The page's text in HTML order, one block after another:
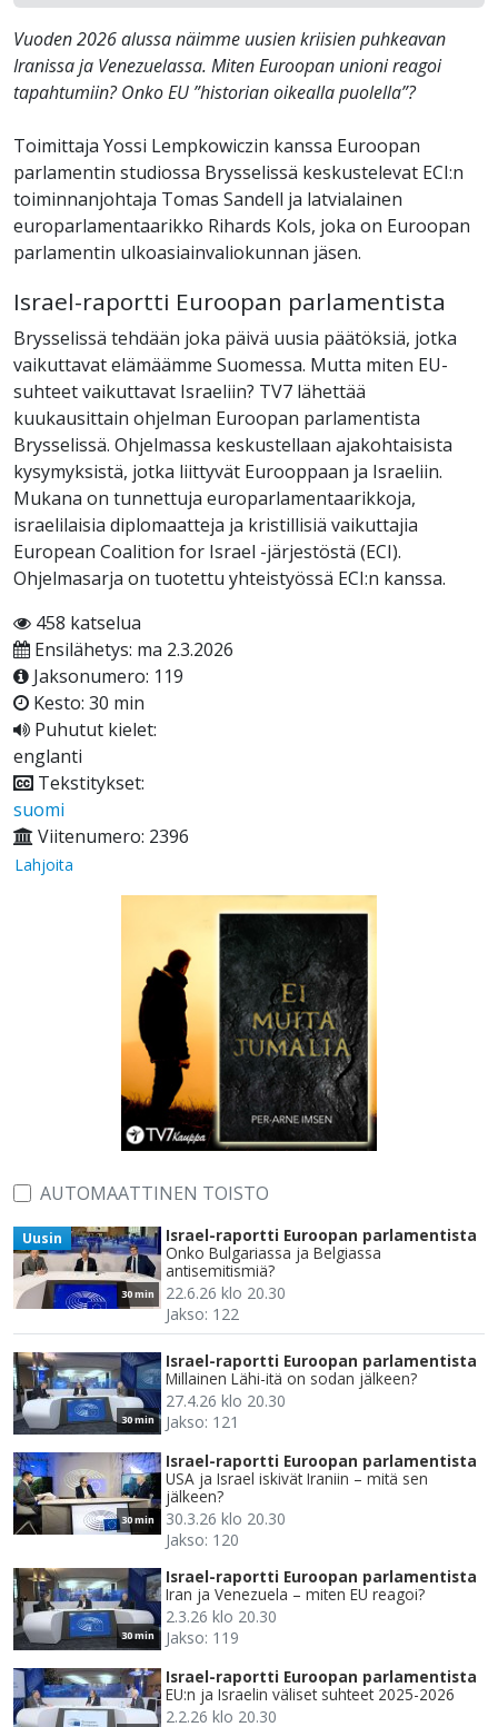
Vuoden 2026 alussa näimme uusien kriisien puhkeavan
Iranissa ja Venezuelassa. Miten Euroopan unioni reagoi
tapahtumiin? Onko EU ”historian oikealla puolella”?
Toimittaja Yossi Lempkowiczin kanssa Euroopan
parlamentin studiossa Brysselissä keskustelevat ECI:n
toiminnanjohtaja Tomas Sandell ja latvialainen
europarlamentaarikko Rihards Kols, joka on Euroopan
parlamentin ulkoasiainvaliokunnan jäsen.
Israel-raportti Euroopan parlamentista
Brysselissä tehdään joka päivä uusia päätöksiä, jotka
vaikuttavat elämäämme Suomessa. Mutta miten EU-
suhteet vaikuttavat Israeliin? TV7 lähettää
kuukausittain ohjelman Euroopan parlamentista
Brysselissä. Ohjelmassa keskustellaan ajakohtaisista
kysymyksistä, jotka liittyvät Eurooppaan ja Israeliin.
Mukana on tunnettuja europarlamentaarikkoja,
israelilaisia diplomaatteja ja kristillisiä vaikuttajia
European Coalition for Israel -järjestöstä (ECI).
Ohjelmasarja on tuotettu yhteistyössä ECI:n kanssa.
458 katselua
Ensilähetys: ma 2.3.2026
Jaksonumero: 119
Kesto: 30 min
Puhutut kielet:
englanti
Tekstitykset:
suomi
Viitenumero: 2396
Lahjoita
AUTOMAATTINEN TOISTO
30 min
Uusin
Israel-raportti Euroopan parlamentista
Onko Bulgariassa ja Belgiassa
antisemitismiä?
22.6.26 klo 20.30
Jakso: 122
30 min
Israel-raportti Euroopan parlamentista
Millainen Lähi-itä on sodan jälkeen?
27.4.26 klo 20.30
Jakso: 121
30 min
Israel-raportti Euroopan parlamentista
USA ja Israel iskivät Iraniin – mitä sen
jälkeen?
30.3.26 klo 20.30
Jakso: 120
30 min
Israel-raportti Euroopan parlamentista
Iran ja Venezuela – miten EU reagoi?
2.3.26 klo 20.30
Jakso: 119
Israel-raportti Euroopan parlamentista
EU:n ja Israelin väliset suhteet 2025-2026
2.2.26 klo 20.30